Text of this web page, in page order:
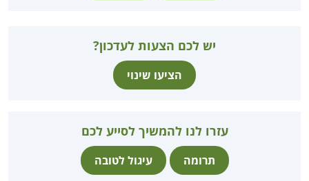
יש לכם הצעות לעדכון?
הציעו שינוי
עזרו לנו להמשיך לסייע לכם
תרומה עיגול לטובה